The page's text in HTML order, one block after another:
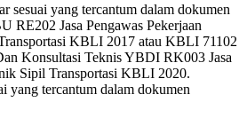
sesuai yang tercantum dalam dokumen
RE202 Jasa Pengawas Pekerjaan
KBLI 2017 atau KBLI 71102
Konsultasi Teknis YBDI RK003 Jasa
Sipil Transportasi KBLI 2020.
yang tercantum dalam dokumen